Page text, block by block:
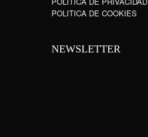
POLITICA DE COOKIES
NEWSLETTER